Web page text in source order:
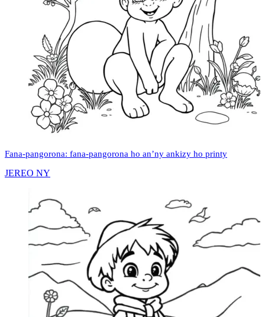
Fana-pangorona: fana-pangorona ho an’ny ankizy ho printy
JEREO NY